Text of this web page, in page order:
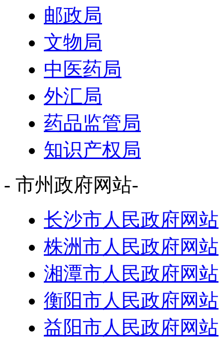
邮政局
文物局
中医药局
外汇局
药品监管局
知识产权局
- 市州政府网站-
长沙市人民政府网站
株洲市人民政府网站
湘潭市人民政府网站
衡阳市人民政府网站
益阳市人民政府网站